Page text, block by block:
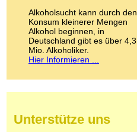
LSD
Marihuana
Medikamente
Meskalin
Metamphetamin
Methadon
Pilze
Alkoholsucht kann durch den
Konsum kleinerer Mengen
Alkohol beginnen, in
Deutschland gibt es über 4,3
Mio. Alkoholiker.
Hier Informieren ...
Unterstütze uns